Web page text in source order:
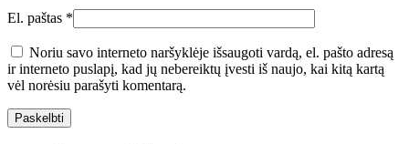
El. paštas *
Noriu savo interneto naršyklėje išsaugoti vardą, el. pašto adresą
ir interneto puslapį, kad jų nebereiktų įvesti iš naujo, kai kitą kartą
vėl norėsiu parašyti komentarą.